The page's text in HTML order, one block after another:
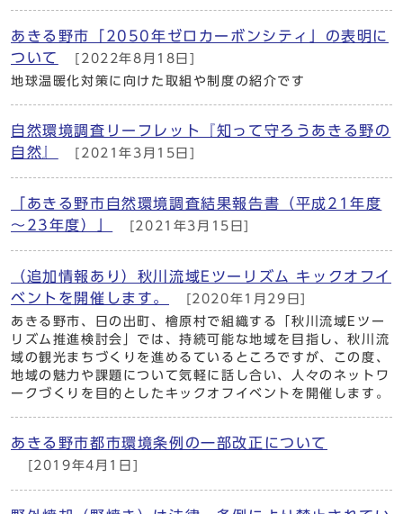
あきる野市「2050年ゼロカーボンシティ」の表明に
ついて
[2022年8月18日]
地球温暖化対策に向けた取組や制度の紹介です
自然環境調査リーフレット『知って守ろうあきる野の
自然』
[2021年3月15日]
「あきる野市自然環境調査結果報告書（平成21年度
～23年度）」
[2021年3月15日]
（追加情報あり）秋川流域Eツーリズム キックオフイ
ベントを開催します。
[2020年1月29日]
あきる野市、日の出町、檜原村で組織する「秋川流域Eツー
リズム推進検討会」では、持続可能な地域を目指し、秋川流
域の観光まちづくりを進めるているところですが、この度、
地域の魅力や課題について気軽に話し合い、人々のネットワ
ークづくりを目的としたキックオフイベントを開催します。
あきる野市都市環境条例の一部改正について
[2019年4月1日]